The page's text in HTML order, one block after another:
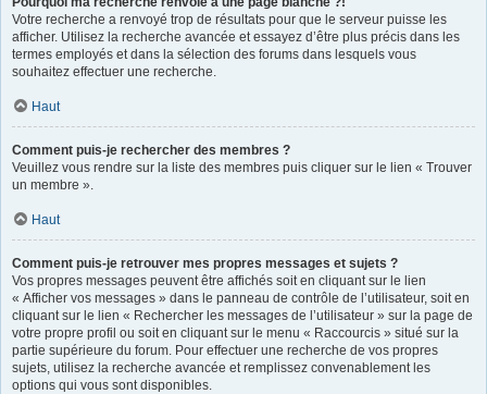
Votre recherche a renvoyé trop de résultats pour que le serveur puisse les
afficher. Utilisez la recherche avancée et essayez d’être plus précis dans les
termes employés et dans la sélection des forums dans lesquels vous
souhaitez effectuer une recherche.
Haut
Comment puis-je rechercher des membres ?
Veuillez vous rendre sur la liste des membres puis cliquer sur le lien « Trouver
un membre ».
Haut
Comment puis-je retrouver mes propres messages et sujets ?
Vos propres messages peuvent être affichés soit en cliquant sur le lien
« Afficher vos messages » dans le panneau de contrôle de l’utilisateur, soit en
cliquant sur le lien « Rechercher les messages de l’utilisateur » sur la page de
votre propre profil ou soit en cliquant sur le menu « Raccourcis » situé sur la
partie supérieure du forum. Pour effectuer une recherche de vos propres
sujets, utilisez la recherche avancée et remplissez convenablement les
options qui vous sont disponibles.